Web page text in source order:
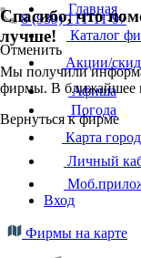
8 (939) 111-11-97
Отменить
Спасибо, что
лучше!
Мы получили
фирмы. В ближайшее
Вернуться к фирме
Главная
Каталог
Акции/
Афиша
Погода
Карта
Личный
Вход
Фирмы на карте